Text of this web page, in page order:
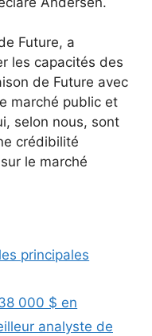
Future, a
les capacités des
de Future avec
marché public et
selon nous, sont
crédibilité
le marché
principales
000 $ en
analyste de